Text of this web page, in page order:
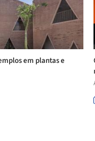
em plantas e